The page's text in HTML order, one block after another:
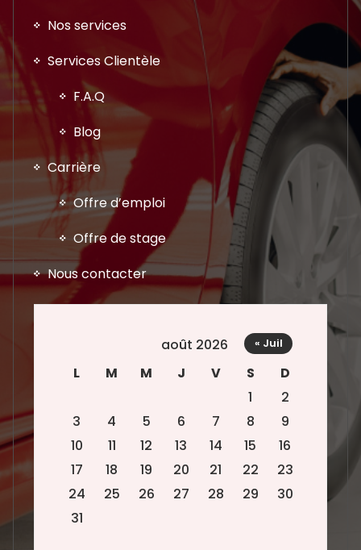
Nos services
Services Clientèle
F.A.Q
Blog
Carrière
Offre d’emploi
Offre de stage
Nous contacter
août 2026
L
M M J V S
D
1
2
3
4 5 6 7 8
9
10
11 12 13 14 15
16
17
18 19 20 21 22
23
24
25 26 27 28 29
30
31
« Juil